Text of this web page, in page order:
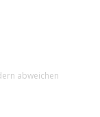
abweichen